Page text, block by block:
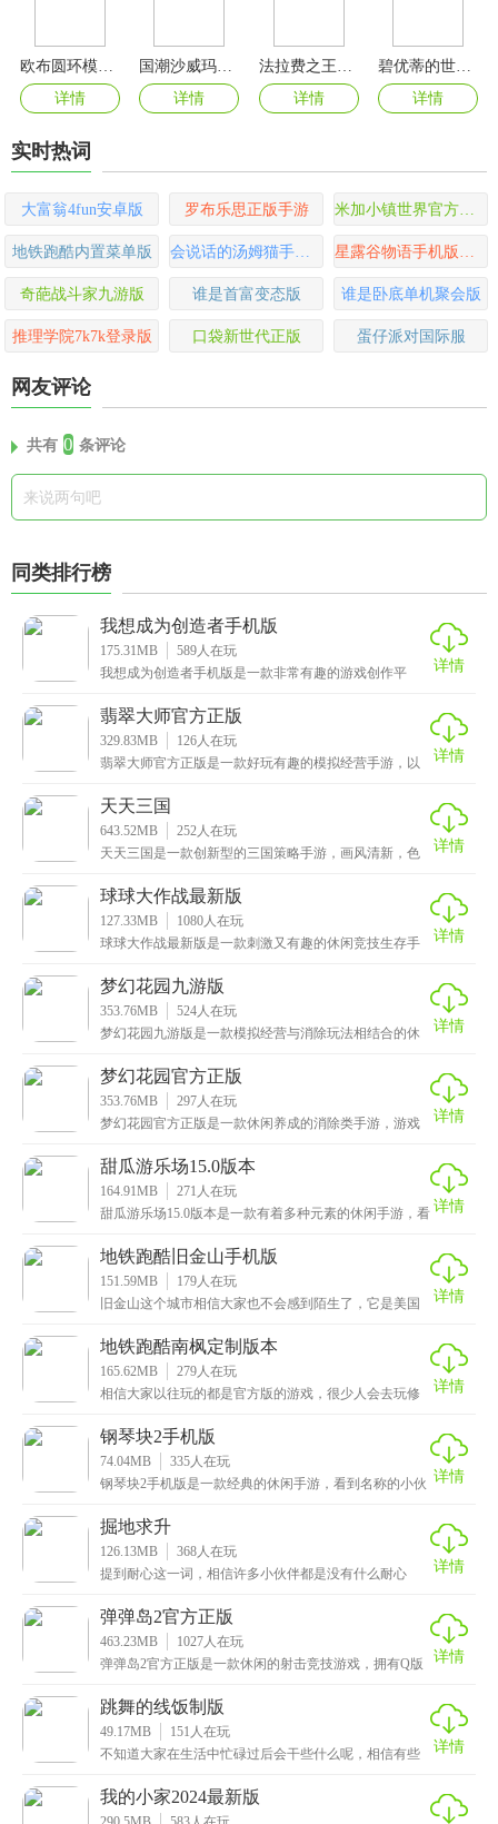
欧布圆环模拟器手机版(OrbRing)
详情
详情
详情
详情
实时热词
大富翁4fun安卓版 罗布乐思正版手游 米加小镇世界官方正版
地铁跑酷内置菜单版 会说话的汤姆猫手机版 星露谷物语手机版中文版
奇葩战斗家九游版 谁是首富变态版 谁是卧底单机聚会版
推理学院7k7k登录版 口袋新世代正版 蛋仔派对国际服
网友评论
共有 0 条评论
同类排行榜
我想成为创造者手机版
175.31MB 589人在玩
我想成为创造者手机版是一款非常有趣的游戏创作平
玩其他
详情
翡翠大师官方正版
329.83MB 126人在玩
翡翠大师官方正版是一款好玩有趣的模拟经营手游，以
翡翠
详情
天天三国
643.52MB 252人在玩
天天三国是一款创新型的三国策略手游，画风清新，色
亮。
详情
球球大作战最新版
127.33MB 1080人在玩
球球大作战最新版是一款刺激又有趣的休闲竞技生存手
球的
详情
梦幻花园九游版
353.76MB 524人在玩
梦幻花园九游版是一款模拟经营与消除玩法相结合的休
过精
详情
梦幻花园官方正版
353.76MB 297人在玩
梦幻花园官方正版是一款休闲养成的消除类手游，游戏
下恢
详情
甜瓜游乐场15.0版本
164.91MB 271 人在玩
甜瓜游乐场15.0版本是一款有着多种元素的休闲手游，看 详情
地铁跑酷旧金山手机版
151.59MB 179人在玩
旧金山这个城市相信大家也不会感到陌生了，它是美国
传，
详情
地铁跑酷南枫定制版本
165.62MB 279人在玩
相信大家以往玩的都是官方版的游戏，很少人会去玩修
比较
详情
钢琴块2手机版
74.04MB 335人在玩
钢琴块2手机版是一款经典的休闲手游，看到名称的小伙
候
详情
掘地求升
126.13MB 368人在玩
提到耐心这一词，相信许多小伙伴都是没有什么耐心
家带来
详情
弹弹岛2官方正版
463.23MB 1027人在玩
弹弹岛2官方正版是一款休闲的射击竞技游戏，拥有Q版
样
详情
跳舞的线饭制版
49.17MB 151 人在玩
不知道大家在生活中忙碌过后会干些什么呢，相信有些
的是
详情
我的小家2024最新版